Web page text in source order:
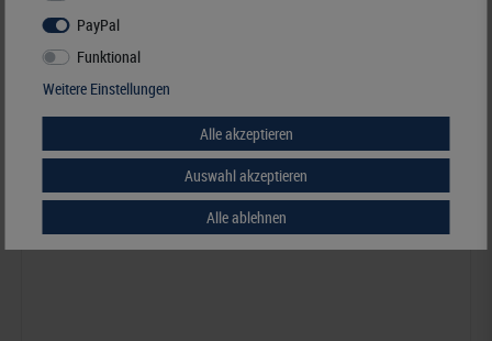
Zwischenblatt
5,00 €*
Best.Nummer 850
PayPal
Funktional
Weitere Einstellungen
Alle akzeptieren
Auswahl akzeptieren
Alle ablehnen